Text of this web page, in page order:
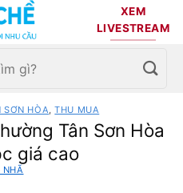
XEM
LIVESTREAM
SƠN HÒA ,THU MUA
Tân Sơn Hòa
giá cao
NHÃ